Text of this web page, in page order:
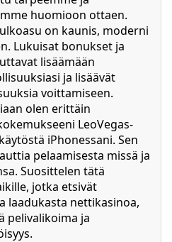
huomioon ottaen.
on kaunis, moderni
Lukuisat bonukset ja
lisäämään
ja lisäävät
voittamiseen.
olen erittäin
LeoVegas-
iPhonessani. Sen
pelaamisesta missä ja
Suosittelen tätä
jotka etsivät
laadukasta nettikasinoa,
pelivalikoima ja